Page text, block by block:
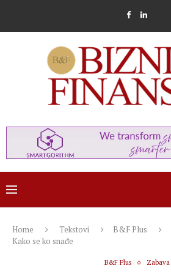
Home Tekstovi B&F Plus
Kako se ko snađe
B&F Plus Zabava